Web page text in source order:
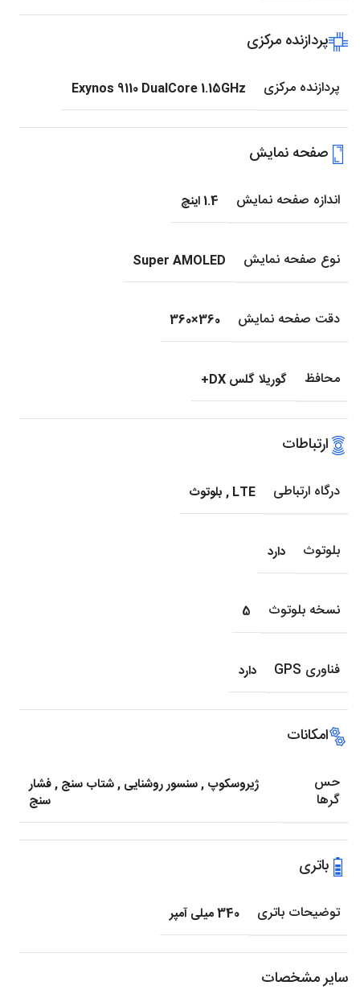
پردازنده مرکزی
پردازنده مرکزی Exynos 9110 DualCore 1.15GHz
صفحه نمایش
اندازه صفحه نمایش 1.4 اینچ
نوع صفحه نمایش Super AMOLED
دقت صفحه نمایش 360×360
محافظ گوریلا گلس DX+
ارتباطات
درگاه ارتباطی LTE
, بلوتوث
بلوتوث دارد
نسخه بلوتوث 5
فناوری GPS دارد
امکانات
حس
گرها
ژیروسکوپ ,سنسور روشنایی ,شتاب سنج ,فشار
سنج
باتری
توضیحات باتری 340 میلی آمپر
سایر مشخصات